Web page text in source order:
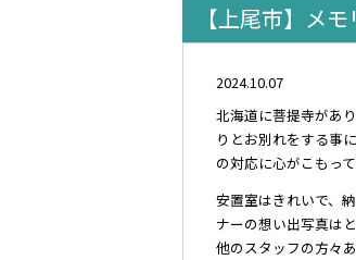
【上尾市】メ
2024.10.07
北海道に菩提寺があ
りとお別れをする事
の対応に心がこもっ
安置室はきれいで、
ナーの想い出写真は
他のスタッフの方々